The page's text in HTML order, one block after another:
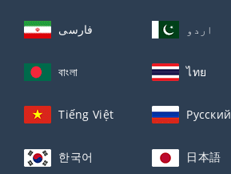
فارسی اردو
বাংলা ไทย
Tiếng Việt Русский
한국어 日本語